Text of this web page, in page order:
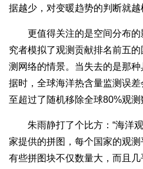
据越少，对变暖趋势的判断就越
更值得关注的是空间分布的
究者模拟了观测贡献排名前五
测网络的情景。当失去的是那
据时，全球海洋热含量监测误
至超过了随机移除全球80%观测
朱雨静打了个比方：“海洋观
家提供的拼图，每个国家的观测
有些拼图块不仅数量大，而且